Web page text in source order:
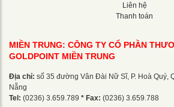
Liên hệ
Thanh toán
MIỀN TRUNG: CÔNG TY CỔ PHẦN
GOLDPOINT MIỀN TRUNG
Địa chỉ: số 35 đường Vân Đài Nữ Sĩ, P. Hoà Quý,
Nẵng
Tel: (0236) 3.659.789 * Fax: (0236) 3.659.788